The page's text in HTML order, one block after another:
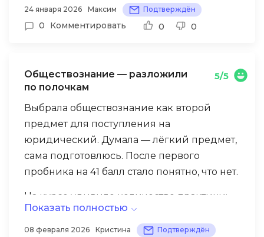
прогресс в цифрах. Личный кабинет
удобный, все материалы структурированы
Несколько раз не успевал сдать в срок из-
гибче с дедлайнами. Но результат есть — с
44 баллов в январе до 63 в мае.
24 января 2026 Максим Подтверждён
0 Комментировать 0 0
Обществознание — разложили
по полочкам
5/5
Выбрала обществознание как второй
предмет для поступления на
юридический. Думала — лёгкий предмет,
сама подготовлюсь. После первого
пробника на 41 балл стало понятно, что нет.
На курсе удивило количество практики:
после каждой темы — задания из
реальных вариантов ФИПИ. Эссе
Показать полностью
08 февраля 2026 Кристина Подтверждён